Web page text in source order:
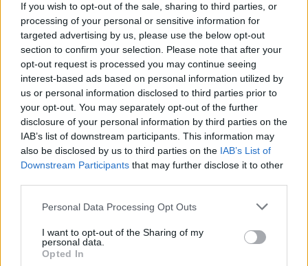
If you wish to opt-out of the sale, sharing to third parties, or
processing of your personal or sensitive information for
targeted advertising by us, please use the below opt-out
section to confirm your selection. Please note that after your
opt-out request is processed you may continue seeing
interest-based ads based on personal information utilized by
us or personal information disclosed to third parties prior to
your opt-out. You may separately opt-out of the further
disclosure of your personal information by third parties on the
IAB’s list of downstream participants. This information may
also be disclosed by us to third parties on the IAB’s List of
Downstream Participants that may further disclose it to other
Please note that this website/app uses one or more Google
not limited to your visit or usage behaviour. You may click to
grant or deny consent to Google and its third-party tags to
use your data for below specified purposes in below Google
Personal Data Processing Opt Outs
I want to opt-out of the Sharing of my
personal data.
Opted In
kiszolgálja azokat a településeket, melyek
kimaradtak a nagyvasút által képviselt előnyökből.
ezek a mellékvonalak alacsonyabb műszaki
színvonallal épültek és egyszerűsített üzemmenet
volt rajtuk.…